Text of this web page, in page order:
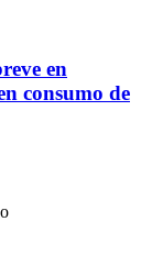
en
consumo de